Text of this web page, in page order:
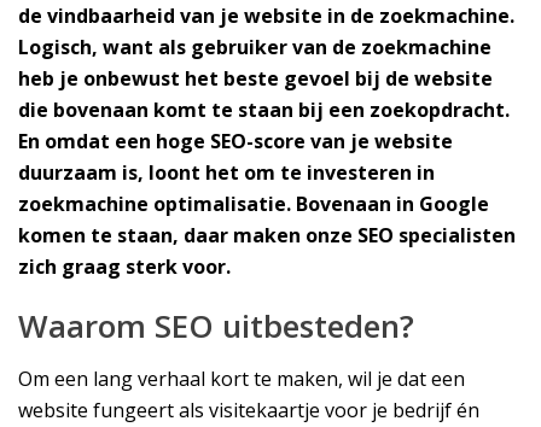
de vindbaarheid van je website in de zoekmachine.
Logisch, want als gebruiker van de zoekmachine
heb je onbewust het beste gevoel bij de website
die bovenaan komt te staan bij een zoekopdracht.
En omdat een hoge SEO-score van je website
duurzaam is, loont het om te investeren in
zoekmachine optimalisatie. Bovenaan in Google
komen te staan, daar maken onze SEO specialisten
zich graag sterk voor.
Waarom SEO uitbesteden?
Om een lang verhaal kort te maken, wil je dat een
website fungeert als visitekaartje voor je bedrijf én